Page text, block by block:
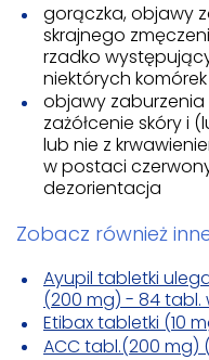
gorączka, objawy
skrajnego
rzadko
niektórych komórek
objawy
zażółcenie skóry i
lub nie z
w postaci
dezorientacja
Zobacz również
Ayupil tabletki
(200 mg) - 84 tabl.
Etibax tabletki (10
ACC tabl.(200 mg)